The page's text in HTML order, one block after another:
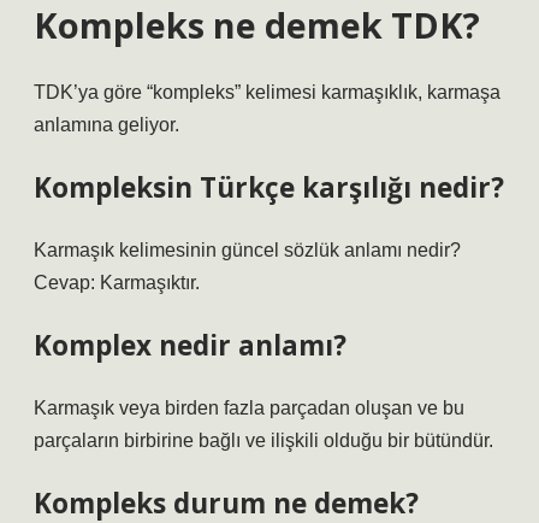
Kompleks ne demek TDK?
TDK’ya göre “kompleks” kelimesi karmaşıklık, karmaşa
anlamına geliyor.
Kompleksin Türkçe karşılığı nedir?
Karmaşık kelimesinin güncel sözlük anlamı nedir?
Cevap: Karmaşıktır.
Komplex nedir anlamı?
Karmaşık veya birden fazla parçadan oluşan ve bu
parçaların birbirine bağlı ve ilişkili olduğu bir bütündür.
Kompleks durum ne demek?